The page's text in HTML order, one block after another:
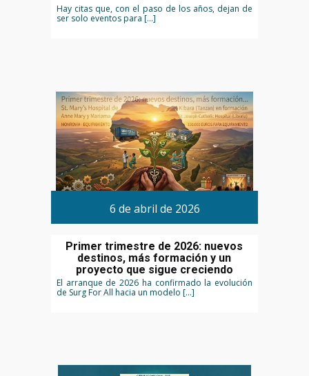
Hay citas que, con el paso de los años, dejan de
ser solo eventos para […]
6 de abril de 2026
Primer trimestre de 2026: nuevos
destinos, más formación y un
proyecto que sigue creciendo
El arranque de 2026 ha confirmado la evolución
de Surg For All hacia un modelo […]